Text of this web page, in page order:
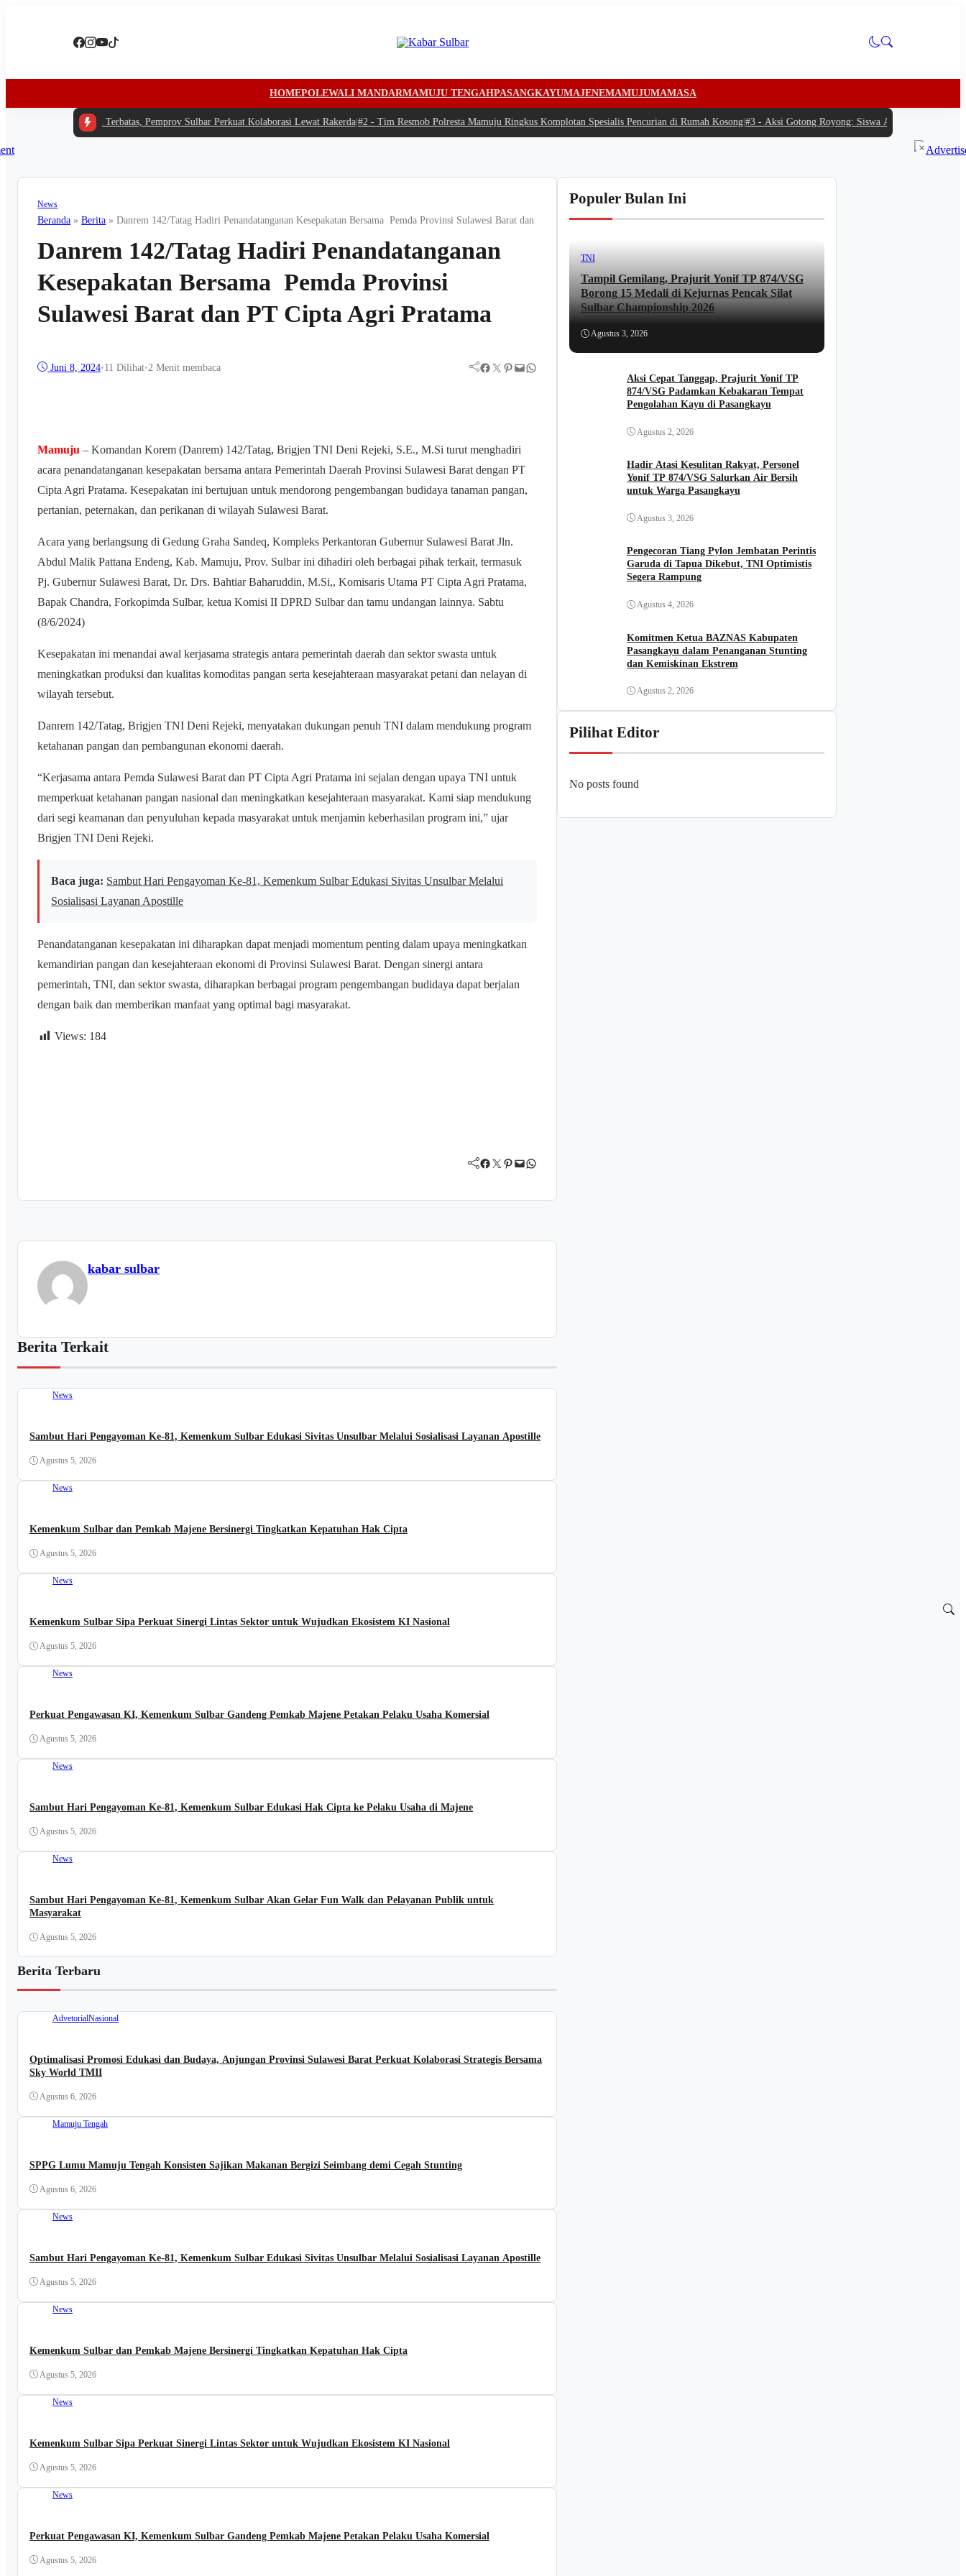
HOMEPOLEWALI MANDARMAMUJU TENGAHPASANGKAYUMAJENEMAMUJUMAMASA
Di Tengah Anggaran Terbatas, Pemprov Sulbar Perkuat Kolaborasi Lewat Rakerda|#2 -Tim Resmob Polresta Mamuju Ringkus Komplotan Spesialis Pencurian di Rumah Kosong|#3 -Aksi Gotong Royong: Siswa Antusias Bantu SPPG
News
Beranda »Berita »Danrem 142/Tatag Hadiri Penandatanganan Kesepakatan Bersama Pemda Provinsi Sulawesi Barat dan PT Cipta Agri Pratama
Danrem 142/Tatag Hadiri Penandatanganan
Kesepakatan Bersama Pemda Provinsi
Sulawesi Barat dan PT Cipta Agri Pratama
Juni 8, 2024•11Dilihat•2 Menit membaca Facebook Twitter Pinterest Mail WhatsApp
Mamuju – Komandan Korem (Danrem) 142/Tatag, Brigjen TNI Deni Rejeki, S.E., M.Si turut menghadiri
acara penandatanganan kesepakatan bersama antara Pemerintah Daerah Provinsi Sulawesi Barat dengan PT
Cipta Agri Pratama. Kesepakatan ini bertujuan untuk mendorong pengembangan budidaya tanaman pangan,
pertanian, peternakan, dan perikanan di wilayah Sulawesi Barat.
Acara yang berlangsung di Gedung Graha Sandeq, Kompleks Perkantoran Gubernur Sulawesi Barat Jln.
Abdul Malik Pattana Endeng, Kab. Mamuju, Prov. Sulbar ini dihadiri oleh berbagai pihak terkait, termasuk
Pj. Gubernur Sulawesi Barat, Dr. Drs. Bahtiar Baharuddin, M.Si,, Komisaris Utama PT Cipta Agri Pratama,
Bapak Chandra, Forkopimda Sulbar, ketua Komisi II DPRD Sulbar dan tamu undangan lainnya. Sabtu
(8/6/2024)
Kesepakatan ini menandai awal kerjasama strategis antara pemerintah daerah dan sektor swasta untuk
meningkatkan produksi dan kualitas komoditas pangan serta kesejahteraan masyarakat petani dan nelayan di
wilayah tersebut.
Danrem 142/Tatag, Brigjen TNI Deni Rejeki, menyatakan dukungan penuh TNI dalam mendukung program
ketahanan pangan dan pembangunan ekonomi daerah.
“Kerjasama antara Pemda Sulawesi Barat dan PT Cipta Agri Pratama ini sejalan dengan upaya TNI untuk
memperkuat ketahanan pangan nasional dan meningkatkan kesejahteraan masyarakat. Kami siap mendukung
dari segi keamanan dan penyuluhan kepada masyarakat untuk menjamin keberhasilan program ini,” ujar
Brigjen TNI Deni Rejeki.
Baca juga: Sambut Hari Pengayoman Ke-81, Kemenkum Sulbar Edukasi Sivitas Unsulbar Melalui
Sosialisasi Layanan Apostille
Penandatanganan kesepakatan ini diharapkan dapat menjadi momentum penting dalam upaya meningkatkan
kemandirian pangan dan kesejahteraan ekonomi di Provinsi Sulawesi Barat. Dengan sinergi antara
pemerintah, TNI, dan sektor swasta, diharapkan berbagai program pengembangan budidaya dapat berjalan
dengan baik dan memberikan manfaat yang optimal bagi masyarakat.
Views: 184
Facebook Twitter Pinterest Mail WhatsApp
kabar sulbar
Berita Terkait
News
Sambut Hari Pengayoman Ke-81, Kemenkum Sulbar Edukasi Sivitas Unsulbar Melalui Sosialisasi Layanan Apostille
Agustus 5, 2026
News
Kemenkum Sulbar dan Pemkab Majene Bersinergi Tingkatkan Kepatuhan Hak Cipta
Agustus 5, 2026
News
Kemenkum Sulbar Sipa Perkuat Sinergi Lintas Sektor untuk Wujudkan Ekosistem KI Nasional
Agustus 5, 2026
News
Perkuat Pengawasan KI, Kemenkum Sulbar Gandeng Pemkab Majene Petakan Pelaku Usaha Komersial
Agustus 5, 2026
News
Sambut Hari Pengayoman Ke-81, Kemenkum Sulbar Edukasi Hak Cipta ke Pelaku Usaha di Majene
Agustus 5, 2026
News
Sambut Hari Pengayoman Ke-81, Kemenkum Sulbar Akan Gelar Fun Walk dan Pelayanan Publik untuk
Masyarakat
Agustus 5, 2026
Berita Terbaru
AdvetorialNasional
Optimalisasi Promosi Edukasi dan Budaya, Anjungan Provinsi Sulawesi Barat Perkuat Kolaborasi Strategis Bersama
Sky World TMII
Agustus 6, 2026
Mamuju Tengah
SPPG Lumu Mamuju Tengah Konsisten Sajikan Makanan Bergizi Seimbang demi Cegah Stunting
Agustus 6, 2026
News
Sambut Hari Pengayoman Ke-81, Kemenkum Sulbar Edukasi Sivitas Unsulbar Melalui Sosialisasi Layanan Apostille
Agustus 5, 2026
News
Kemenkum Sulbar dan Pemkab Majene Bersinergi Tingkatkan Kepatuhan Hak Cipta
Agustus 5, 2026
News
Kemenkum Sulbar Sipa Perkuat Sinergi Lintas Sektor untuk Wujudkan Ekosistem KI Nasional
Agustus 5, 2026
News
Perkuat Pengawasan KI, Kemenkum Sulbar Gandeng Pemkab Majene Petakan Pelaku Usaha Komersial
Agustus 5, 2026
Populer Bulan Ini
TNI
Tampil Gemilang, Prajurit Yonif TP 874/VSG
Borong 15 Medali di Kejurnas Pencak Silat
Sulbar Championship 2026
Agustus 3, 2026
Aksi Cepat Tanggap, Prajurit Yonif TP
874/VSG Padamkan Kebakaran Tempat
Pengolahan Kayu di Pasangkayu
Agustus 2, 2026
Hadir Atasi Kesulitan Rakyat, Personel
Yonif TP 874/VSG Salurkan Air Bersih
untuk Warga Pasangkayu
Agustus 3, 2026
Pengecoran Tiang Pylon Jembatan Perintis
Garuda di Tapua Dikebut, TNI Optimistis
Segera Rampung
Agustus 4, 2026
Komitmen Ketua BAZNAS Kabupaten
Pasangkayu dalam Penanganan Stunting
dan Kemiskinan Ekstrem
Agustus 2, 2026
Pilihat Editor
No posts found
×